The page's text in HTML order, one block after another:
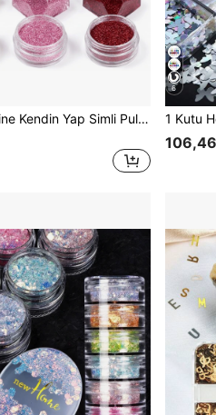
6 Adet Reçine Kendin Yap Simli Pullar - Kırmızı Turuncu Akçaağaç Yaprağı İnce Pullar - Kendin Yap Takılar, Epoksi Reçine Kalıp Dolgusu ve Dekorasyon İçin
6